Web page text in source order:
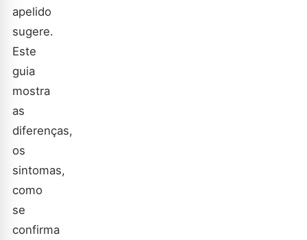
apelido
sugere.
Este
guia
mostra
as
diferenças,
os
sintomas,
como
se
confirma